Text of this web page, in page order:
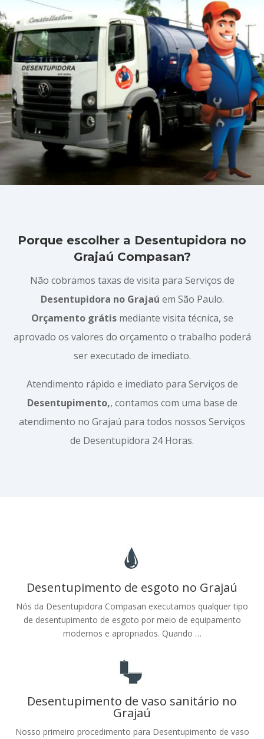
Porque escolher a Desentupidora no
Grajaú Compasan?
Não cobramos taxas de visita para Serviços de
Desentupidora no Grajaú em São Paulo.
Orçamento grátismediante visita técnica, se
aprovado os valores do orçamento o trabalho poderá
ser executado de imediato.
Atendimento rápido e imediato para Serviços de
Desentupimento,, contamos com uma base de
atendimento no Grajaú para todos nossos Serviços
de Desentupidora 24 Horas.
Desentupimento de esgoto no Grajaú
Nós da Desentupidora Compasan executamos qualquer tipo
de desentupimento de esgoto por meio de equipamento
modernos e apropriados. Quando …
Desentupimento de vaso sanitário no
Grajaú
Nosso primeiro procedimento para Desentupimento de vaso